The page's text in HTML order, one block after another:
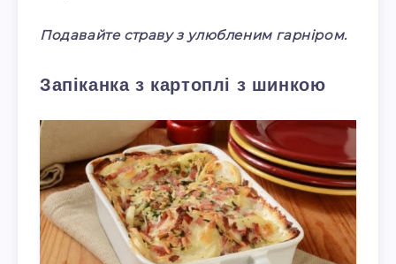
Подавайте страву з улюбленим гарніром.
Запіканка з картоплі з шинкою